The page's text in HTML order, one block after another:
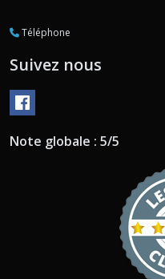
Téléphone
Suivez nous
Note globale : 5/5